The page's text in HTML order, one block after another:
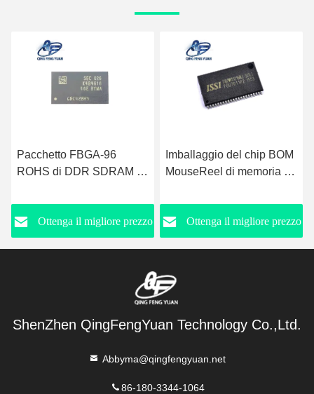
Imballaggio del chip BOM
MouseReel di memoria CI
55TLI
Ottenga il migliore prezzo
Il micron ISSI Samsung CI
di MT40A1G16KD-062E
VFBGA-63
Ottenga il migliore prezzo
ShenZhen QingFengYuan Technology Co.,Ltd.
Abbyma@qingfengyuan.net
86-180-3344-1064